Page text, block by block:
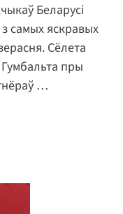
Беларусі
самых яскравых
Сёлета
пры
…